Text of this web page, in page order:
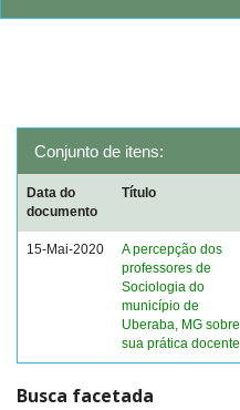
Conjunto de itens:
Data do
documento
Título
15-Mai-2020
A percepção dos
professores de
Sociologia do
município de
Uberaba, MG sobre
sua prática docente
Busca facetada